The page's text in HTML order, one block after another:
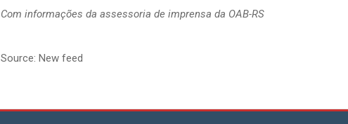
Com informações da assessoria de imprensa da OAB-RS
Source: New feed